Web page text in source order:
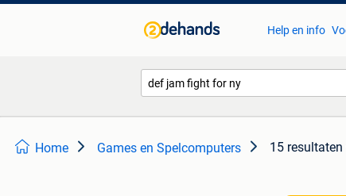
Help en info
Home Games en Spelcomputers 15 resultaten